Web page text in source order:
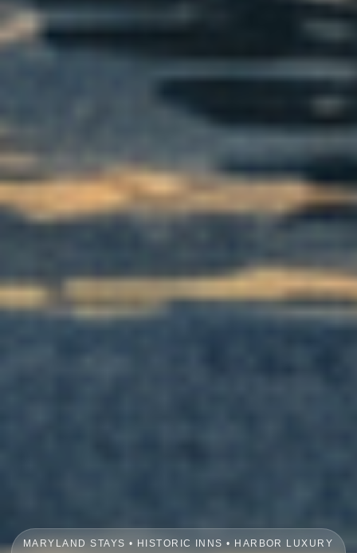
MARYLAND STAYS • HISTORIC INNS • HARBOR LUXURY